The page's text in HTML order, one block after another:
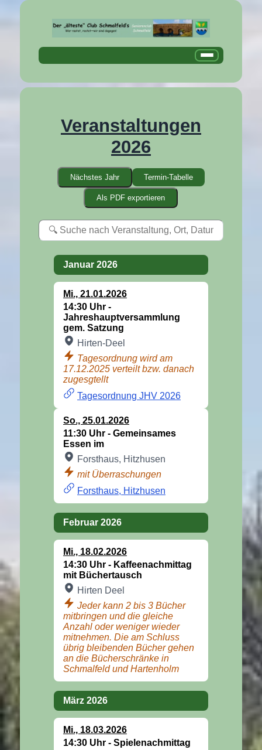
Veranstaltungen
2026
Nächstes Jahr Termin-Tabelle
Als PDF exportieren
Januar 2026
Mi., 21.01.2026
14:30 Uhr -
Jahreshauptversammlung
gem. Satzung
Hirten-Deel
Tagesordnung wird am
17.12.2025 verteilt bzw. danach
zugesgtellt
Tagesordnung JHV 2026
So., 25.01.2026
11:30 Uhr - Gemeinsames
Essen im
Forsthaus, Hitzhusen
mit Überraschungen
Forsthaus, Hitzhusen
Februar 2026
Mi., 18.02.2026
14:30 Uhr - Kaffeenachmittag
mit Büchertausch
Hirten Deel
Jeder kann 2 bis 3 Bücher
mitbringen und die gleiche
Anzahl oder weniger wieder
mitnehmen. Die am Schluss
übrig bleibenden Bücher gehen
an die Bücherschränke in
Schmalfeld und Hartenholm
März 2026
Mi., 18.03.2026
14:30 Uhr - Spielenachmittag